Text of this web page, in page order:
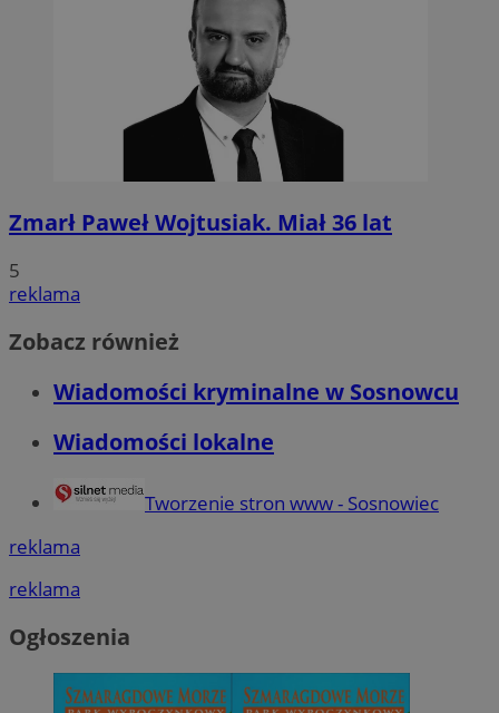
Zmarł Paweł Wojtusiak. Miał 36 lat
5
reklama
Zobacz również
Wiadomości kryminalne w Sosnowcu
Wiadomości lokalne
Tworzenie stron www - Sosnowiec
reklama
reklama
Ogłoszenia